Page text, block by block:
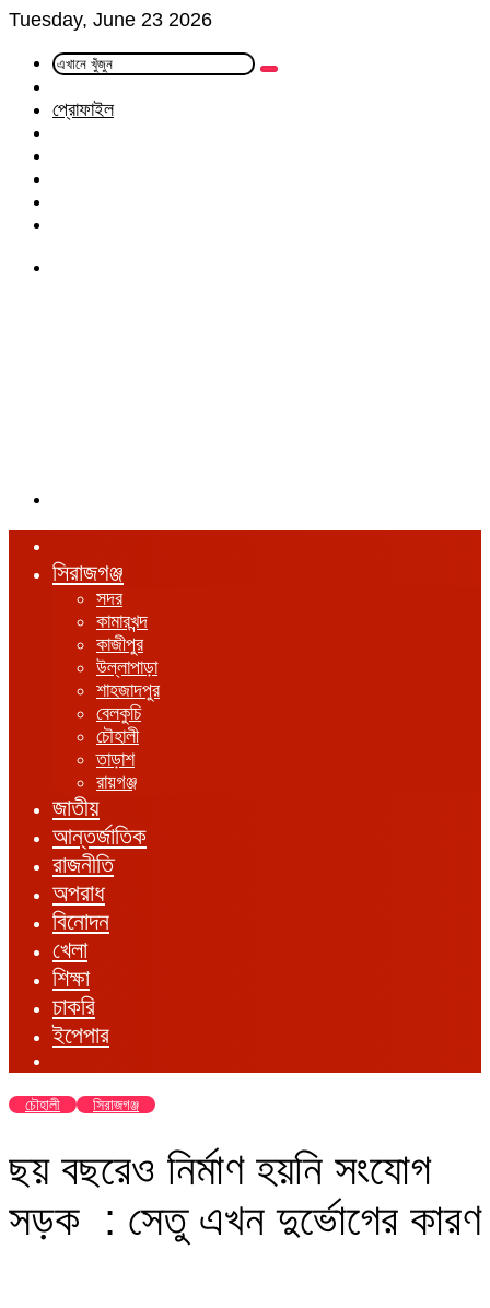
Tuesday, June 23 2026
এখানে
Article
প্রোফাইল
সিরাজগঞ্জ
সদর
কামারখন্দ
কাজীপুর
উল্লাপাড়া
শাহজাদপুর
বেলকুচি
চৌহালী
তাড়াশ
রায়গঞ্জ
জাতীয়
আন্তর্জাতিক
রাজনীতি
অপরাধ
বিনোদন
খেলা
শিক্ষা
চাকরি
ইপেপার
চৌহালী সিরাজগঞ্জ
ছয় বছরেও নির্মাণ হয়নি সংযোগ
সড়ক : সেতু এখন দুর্ভোগের কারণ